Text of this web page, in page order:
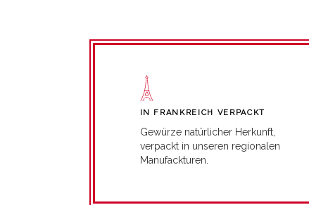
IN FRANKREICH VERPACKT
Gewürze natürlicher Herkunft,
verpackt in unseren regionalen
Manufackturen.